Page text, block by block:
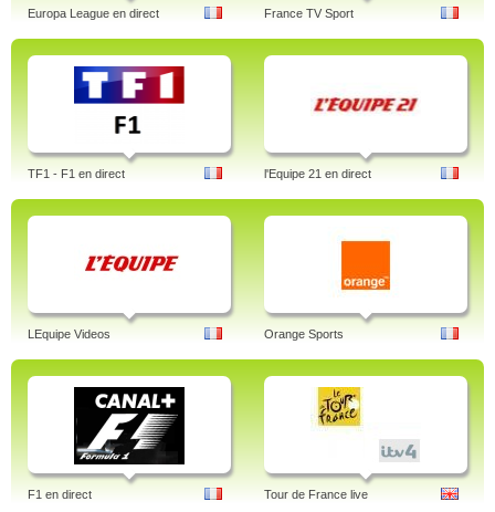
Europa League en direct France TV Sport
TF1 - F1 en direct l'Equipe 21 en direct
LEquipe Videos Orange Sports
F1 en direct Tour de France live